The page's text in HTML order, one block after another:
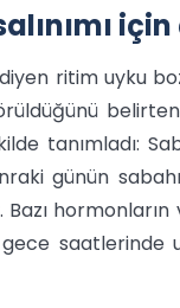
ritim uyku
tanımladı:
günün
Bazı
saatlerinde